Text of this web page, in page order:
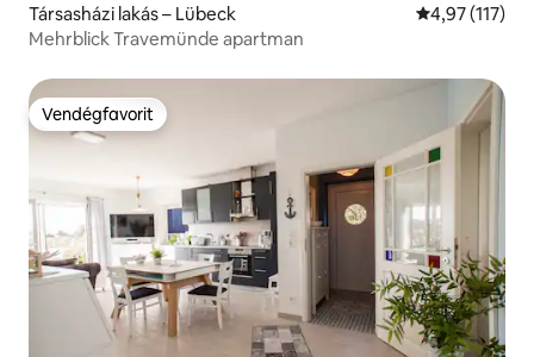
Társasházi lakás – Lübeck Átlagos
4,97 (117)
Mehrblick Travemünde apartman
Vendégfavorit
Vendégfavorit